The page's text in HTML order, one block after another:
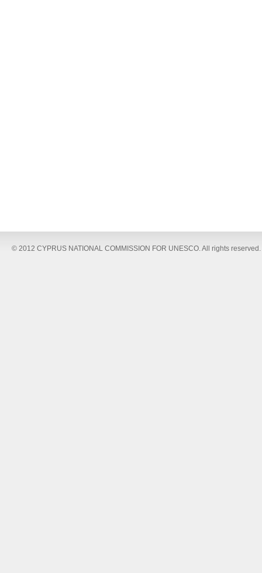
© 2012 CYPRUS NATIONAL COMMISSION FOR UNESCO. All rights reserved.